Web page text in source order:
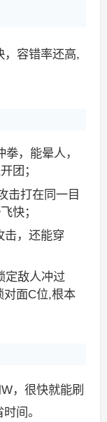
，容错率还高,
拳，能晕人，
团；
击打在同一目
快；
击，还能穿
定敌人冲过
对面C位,根本
，很快就能刷
间。